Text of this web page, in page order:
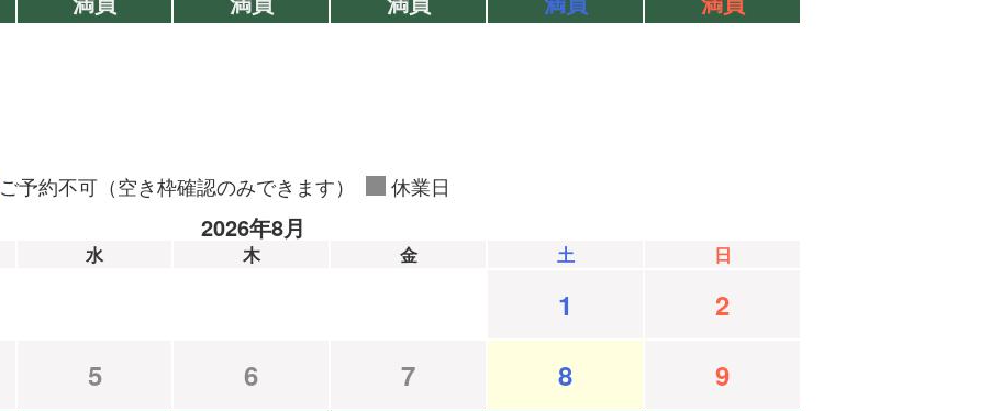
ご予約不可（空き枠確認のみできます） 休業日
2026年8月
水 木 金 土 日
1
2
5 6 7 8
9